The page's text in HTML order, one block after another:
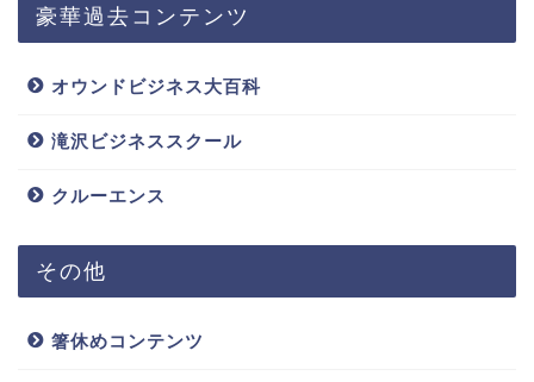
豪華過去コンテンツ
オウンドビジネス大百科
滝沢ビジネススクール
クルーエンス
その他
箸休めコンテンツ